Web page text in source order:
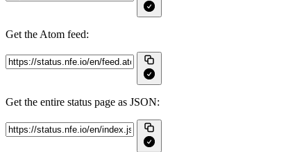
Get the Atom feed:
Get the entire status page as JSON: